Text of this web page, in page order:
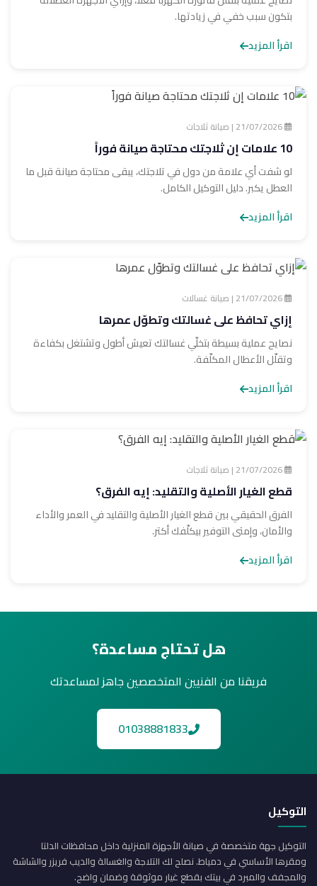
بتكون سبب خفي في زيادتها.
اقرأ المزيد
10 علامات إن ثلاجتك محتاجة صيانة فوراً
لو شفت أي علامة من دول في تلاجتك، يبقى محتاجة صيانة قبل ما
العطل يكبر. دليل التوكيل الكامل.
اقرأ المزيد
إزاي تحافظ على غسالتك وتطوّل عمرها
نصايح عملية بسيطة بتخلّي غسالتك تعيش أطول وتشتغل بكفاءة
وتقلّل الأعطال المكلّفة.
اقرأ المزيد
قطع الغيار الأصلية والتقليد: إيه الفرق؟
الفرق الحقيقي بين قطع الغيار الأصلية والتقليد في العمر والأداء
والأمان، وإمتى التوفير بيكلّفك أكتر.
اقرأ المزيد
هل تحتاج مساعدة؟
فريقنا من الفنيين المتخصصين جاهز لمساعدتك
01038881833
التوكيل
التوكيل جهة متخصصة في صيانة الأجهزة المنزلية داخل محافظات الدلتا
ومقرها الأساسي في دمياط. نصلح لك التلاجة والغسالة والديب فريزر والشاشة
والمجفف والمبرد في بيتك بقطع غيار موثوقة وضمان واضح.